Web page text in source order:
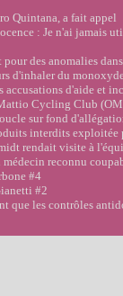
Quintana, a fait appel
: Je n'ai jamais
des anomalies
d'inhaler du
accusations d'aide et
Cycling Club
sur fond
interdits exploitée
rendait visite à
reconnu
#4
#2
que les contrôles